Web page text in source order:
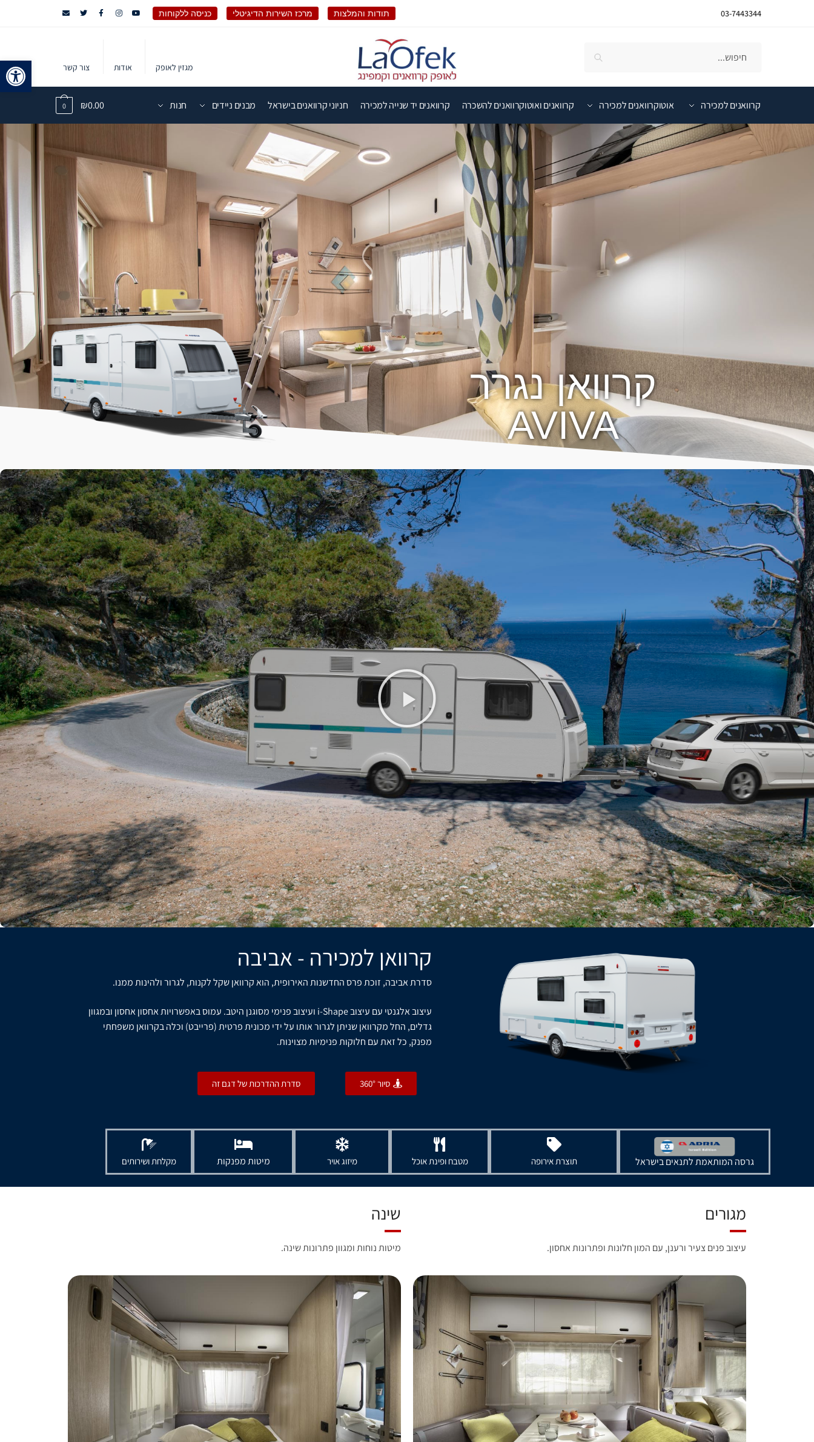
03-7443344 תודות והמלצות מרכז השירות הדיגיטלי כניסה ללקוחות
מגזין לאופק אודות צור קשר
קרוואנים למכירה אוטוקרוואנים למכירה קרוואנים ואוטוקרוואנים להשכרה קרוואנים יד שנייה למכירה חניוני קרוואנים בישראל מבנים ניידים חנות ₪0.00
0
קרוואן נגרר
AVIVA
קרוואן למכירה - אביבה​
סדרת אביבה, זוכת פרס החדשנות האירופית, הוא קרוואן שקל לקנות, לגרור ולהינות ממנו.
עיצוב אלגנטי עם עיצוב i-Shape ועיצוב פנימי מסוגנן היטב. עמוס באפשרויות אחסון אחסון ובמגוון
גדלים, החל מקרוואן שניתן לגרור אותו על ידי מכונית פרטית (פרייבט) וכלה בקרוואן משפחתי
מפנק, כל זאת עם חלוקות פנימיות מצוינות.
סיור 360° סדרת ההדרכות של דגם זה
גרסה המותאמת לתנאים בישראל תוצרת אירופה מטבח ופינת אוכל מיזוג אויר מיטות מפנקות מקלחת ושירותים
מגורים
עיצוב פנים צעיר ורענן, עם המון חלונות ופתרונות אחסון.
שינה
מיטות נוחות ומגוון פתרונות שינה.